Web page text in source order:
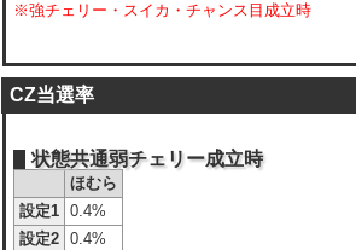
※強チェリー・スイカ・チャンス目成立時
CZ当選率
状態共通弱チェリー成立時
ほむら
設定1
0.4%
設定2
0.4%